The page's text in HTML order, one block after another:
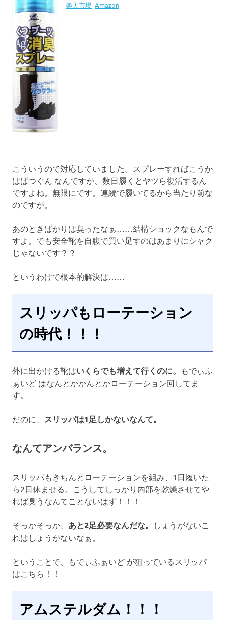
楽天市場 Amazon
こういうので対応していました。スプレーすればこうか
はばつぐん なんですが、数日履くとヤツら復活するん
ですよね。無限にです。連続で履いてるから当たり前な
のですが。
あのときばかりは臭ったなぁ……結構ショックなもんで
すよ。でも安全靴を自腹で買い足すのはあまりにシャク
じゃないです？？
というわけで根本的解決は……
スリッパもローテーション
の時代！！！
外に出かける靴はいくらでも増えて行くのに。
もでぃふ
ぁいど はなんとかかんとかローテーション回してま
す。
だのに、 スリッパは1足しかないなんて。
なんてアンバランス。
スリッパもきちんとローテーションを組み、1日履いた
ら2日休ませる。こうしてしっかり内部を乾燥させてや
れば臭うなんてことないはず！！！
そっかそっか、 あと2足必要なんだな。
しょうがないこ
れはしょうがないなぁ。
ということで、もでぃふぁいど が狙っているスリッパ
はこちら！！
アムステルダム！！！